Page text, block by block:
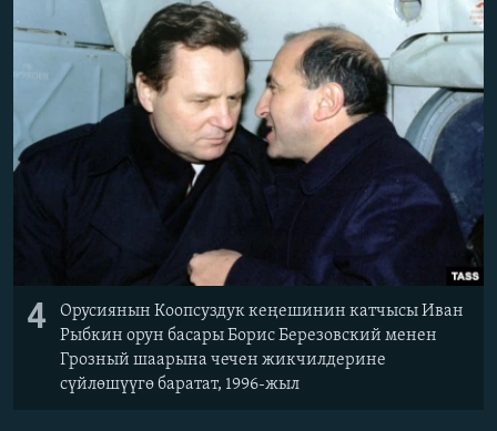
4
Орусиянын Коопсуздук кеңешинин катчысы Иван
Рыбкин орун басары Борис Березовский менен
Грозный шаарына чечен жикчилдерине
сүйлөшүүгө баратат, 1996-жыл